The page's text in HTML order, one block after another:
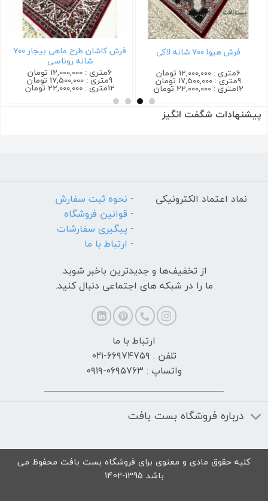
فرش هیوا ۷۰۰ شانه لاکی
6متری : 12,000,000 تومان
9متری : 17,500,000 تومان
12متری : 22,000,000 تومان
فرش کاشان طرح ماهی بیجار ۷۰۰
شانه روناسی
6متری : 12,000,000 تومان
9متری : 17,500,000 تومان
12متری : 22,000,000 تومان
پیشنهادات شگفت انگیز
نماد اعتماد الکترونیکی
- نحوه ثبت سفارش
- قوانین فروشگاه
- پیگیری سفارشات
- ارتباط با ما
از تخفیف‌ها و جدیدترین‌ باخبر شوید.
ما را در شبکه های اجتماعی دنبال کنید.
ارتباط با ما
تلفن : ۶۶۹۷۴۷۵۹-۰۲۱
واتساپ : ۰۶۹۵۷۶۳-۰۹۱۹
درباره فروشگاه بست بافت
کلیه حقوق مادی و معنوی برای فروشگاه بست بافت محفوظ می
باشد 1395-1402